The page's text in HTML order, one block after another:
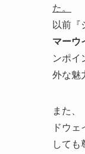
た。
以前『
マーウ
ンポイ
外な魅
また
ドウ
しても